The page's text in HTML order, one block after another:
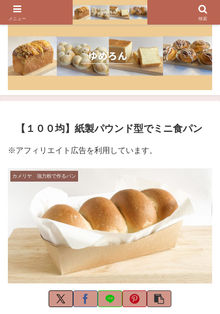
パンのレシピ、パン作りの疑問や美味しく焼けるコツを紹介しています
【１００均】紙製パウンド型でミニ食パン
※アフィリエイト広告を利用しています。
カメリヤ 強力粉で作るパン
メニュー 検索